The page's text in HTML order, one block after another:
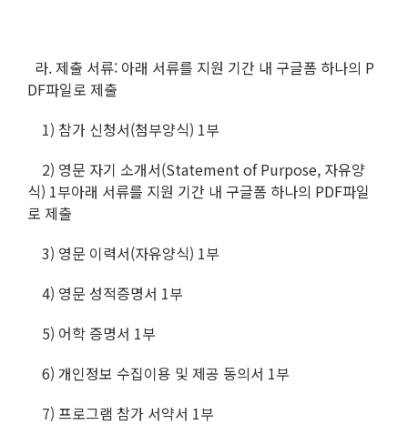
라. 제출 서류: 아래 서류를 지원 기간 내 구글폼 하나의 P
DF파일로 제출
1) 참가 신청서(첨부양식) 1부
2) 영문 자기 소개서(Statement of Purpose, 자유양
식) 1부아래 서류를 지원 기간 내 구글폼 하나의 PDF파일
로 제출
3) 영문 이력서(자유양식) 1부
4) 영문 성적증명서 1부
5) 어학 증명서 1부
6) 개인정보 수집이용 및 제공 동의서 1부
7) 프로그램 참가 서약서 1부